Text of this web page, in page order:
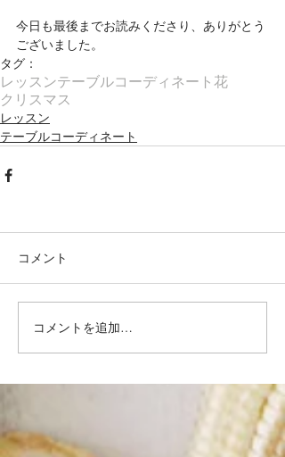
今日も最後までお読みくださり、ありがとう
ございました。
タグ：
レッスンテーブルコーディネート 花
クリスマス
レッスン
テーブルコーディネート
コメント
コメントを追加…